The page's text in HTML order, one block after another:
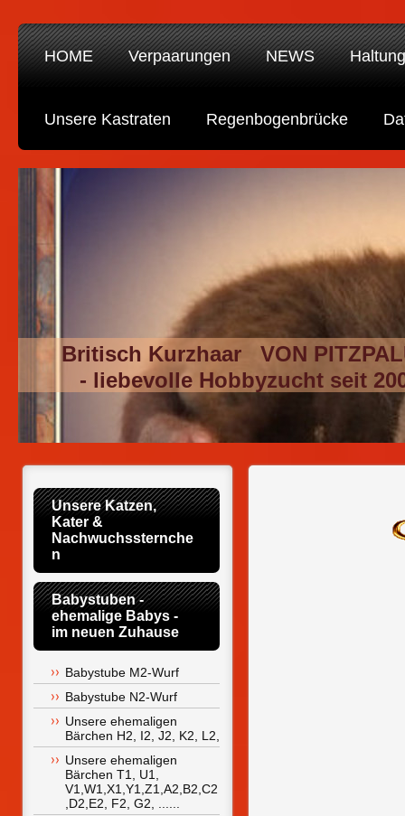
HOME Verpaarungen NEWS Haltung
Unsere Kastraten Regenbogenbrücke
Britisch Kurzhaar VON
- liebevolle Hobbyzucht seit
Unsere Katzen,
Kater &
Nachwuchssternche
n
Babystuben -
ehemalige Babys -
im neuen Zuhause
Babystube M2-Wurf
Babystube N2-Wurf
Unsere ehemaligen
Bärchen H2, I2, J2, K2, L2,
Unsere ehemaligen
Bärchen T1, U1,
V1,W1,X1,Y1,Z1,A2,B2,C2
,D2,E2, F2, G2, ......